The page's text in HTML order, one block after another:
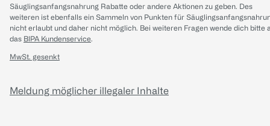
Säuglingsanfangsnahrung Rabatte oder andere Aktionen zu geben. Des
weiteren ist ebenfalls ein Sammeln von Punkten für
nicht erlaubt und daher nicht möglich. Bei weiteren Fragen wende dich bitte
das BIPA Kundenservice.
MwSt. gesenkt
Meldung möglicher illegaler Inhalte